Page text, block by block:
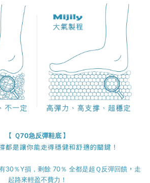
【 Ｑ70急反彈鞋底】
都是讓你能走得穩健和舒適的關鍵！
30％Y損，剩餘 70％ 全都是超Ｑ反彈回饋 ， 走
起路來輕盈不費力！